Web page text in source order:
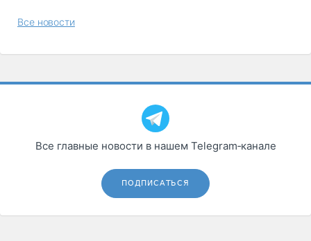
Все новости
Все главные новости в нашем Telegram‑канале
ПОДПИСАТЬСЯ